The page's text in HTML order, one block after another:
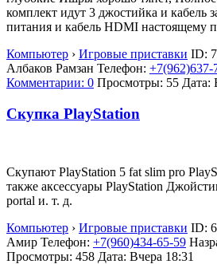
комплект идут 3 джостийка и кабель
питания и кабель HDMI настоящему
Компьютер › Игровые приставки ID:
Албаков Рамзан Телефон: +7(962)637-
Комментарии: 0 Просмотры: 55 Дата:
Скупка PlayStation
Скупают PlayStation 5 fat slim pro
также аксессуары PlayStation
portal и. т. д.
Компьютер › Игровые приставки ID:
Амир Телефон: +7(960)434-65-59
Просмотры: 458 Дата: Вчера 18:31